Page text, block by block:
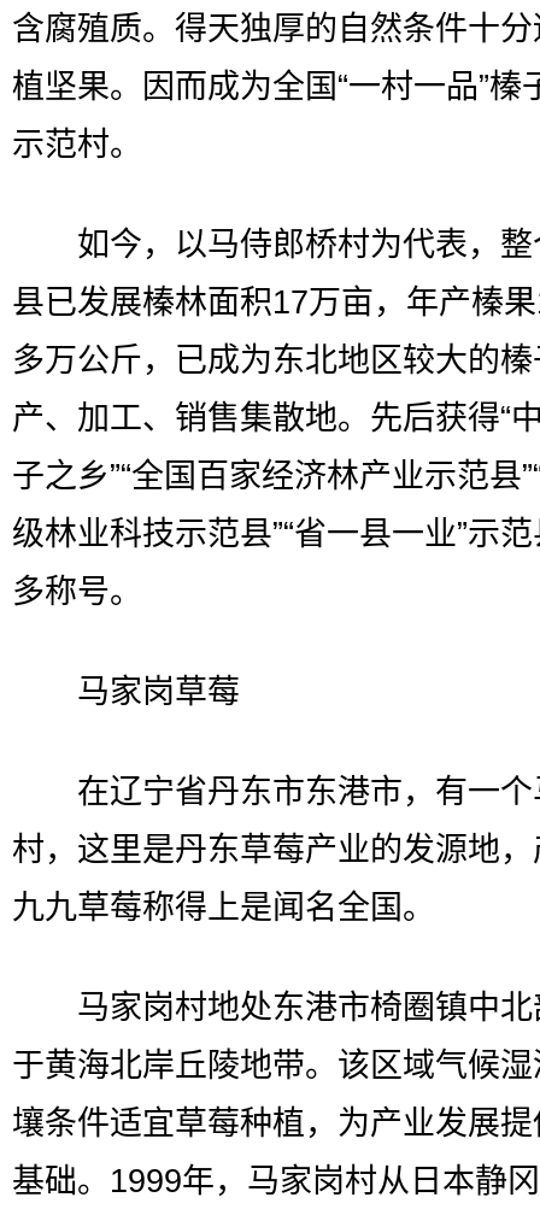
含腐殖质。得天独厚的自然条件十
植坚果。因而成为全国“一村一品”榛
示范村。
如今，以马侍郎桥村为代表，整
县已发展榛林面积17万亩，年产榛
多万公斤，已成为东北地区较大的
产、加工、销售集散地。先后获得“
子之乡”“全国百家经济林产业示范县
级林业科技示范县”“省一县一业”示
多称号。
马家岗草莓
在辽宁省丹东市东港市，有一个
村，这里是丹东草莓产业的发源地
九九草莓称得上是闻名全国。
马家岗村地处东港市椅圈镇中北
于黄海北岸丘陵地带。该区域气候
壤条件适宜草莓种植，为产业发展
基础。1999年，马家岗村从日本静